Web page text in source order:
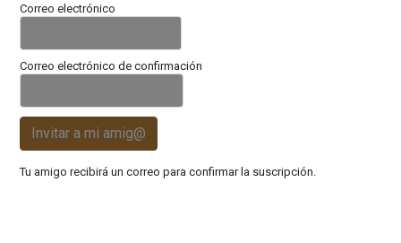
Correo electrónico
Correo electrónico de confirmación
Invitar a mi amig@
Tu amigo recibirá un correo para confirmar la suscripción.